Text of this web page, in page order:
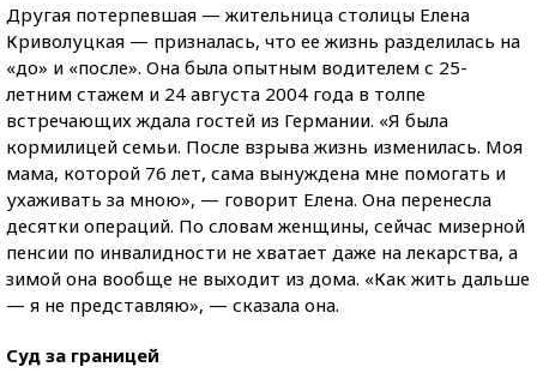
Другая потерпевшая — жительница столицы Елена
Криволуцкая — призналась, что ее жизнь разделилась на
«до» и «после». Она была опытным водителем с 25-
летним стажем и 24 августа 2004 года в толпе
встречающих ждала гостей из Германии. «Я была
кормилицей семьи. После взрыва жизнь изменилась. Моя
мама, которой 76 лет, сама вынуждена мне помогать и
ухаживать за мною», — говорит Елена. Она перенесла
десятки операций. По словам женщины, сейчас мизерной
пенсии по инвалидности не хватает даже на лекарства, а
зимой она вообще не выходит из дома. «Как жить дальше
— я не представляю», — сказала она.
Суд за границей